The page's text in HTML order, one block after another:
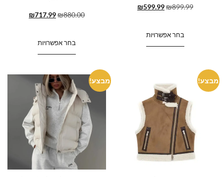
₪899.99
₪599.99
בחר אפשרויות
₪880.00
₪717.99
בחר אפשרויות
מבצע! מבצע!